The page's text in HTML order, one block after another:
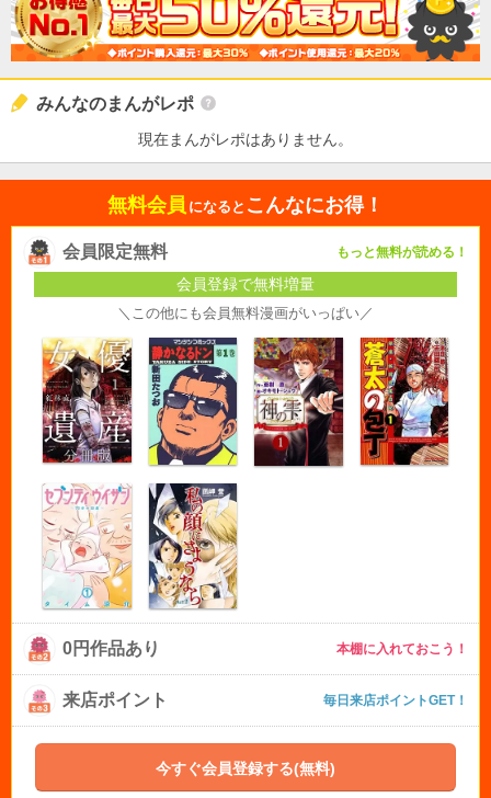
みんなのまんがレポ
現在まんがレポはありません。
無料会員 になると こんなにお得！
会員限定無料 もっと無料が読める！
会員登録で無料増量
＼この他にも会員無料漫画がいっぱい／
0円作品あり 本棚に入れておこう！
来店ポイント 毎日来店ポイントGET！
今すぐ会員登録する(無料)